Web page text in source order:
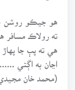
هو جيڪو روشن
ته رولاڪ مسافر
هي ته پٻ جا پهاڙ
اڃان به اڳتي ......
(محمد خان
سر ۽ ساز سندس